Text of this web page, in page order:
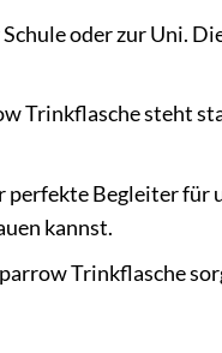
oder zur Uni.
Trinkflasche steht
perfekte Begleiter für
kannst.
Trinkflasche